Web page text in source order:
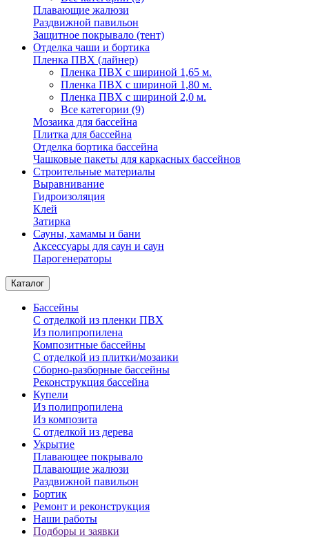
Плавающие жалюзи
Раздвижной павильон
Защитное покрывало (тент)
Отделка чаши и бортика
Пленка ПВХ (лайнер)
Пленка ПВХ с шириной 1,65 м.
Пленка ПВХ с шириной 1,80 м.
Пленка ПВХ с шириной 2,0 м.
Все категории (9)
Мозаика для бассейна
Плитка для бассейна
Отделка бортика бассейна
Чашковые пакеты для каркасных бассейнов
Строительные материалы
Выравнивание
Гидроизоляция
Клей
Затирка
Сауны, хамамы и бани
Аксессуары для саун и саун
Парогенераторы
Каталог
Бассейны
С отделкой из пленки ПВХ
Из полипропилена
Композитные бассейны
С отделкой из плитки/мозаики
Сборно-разборные бассейны
Реконструкция бассейна
Купели
Из полипропилена
Из композита
С отделкой из дерева
Укрытие
Плавающее покрывало
Плавающие жалюзи
Раздвижной павильон
Бортик
Ремонт и реконструкция
Наши работы
Подборы и заявки